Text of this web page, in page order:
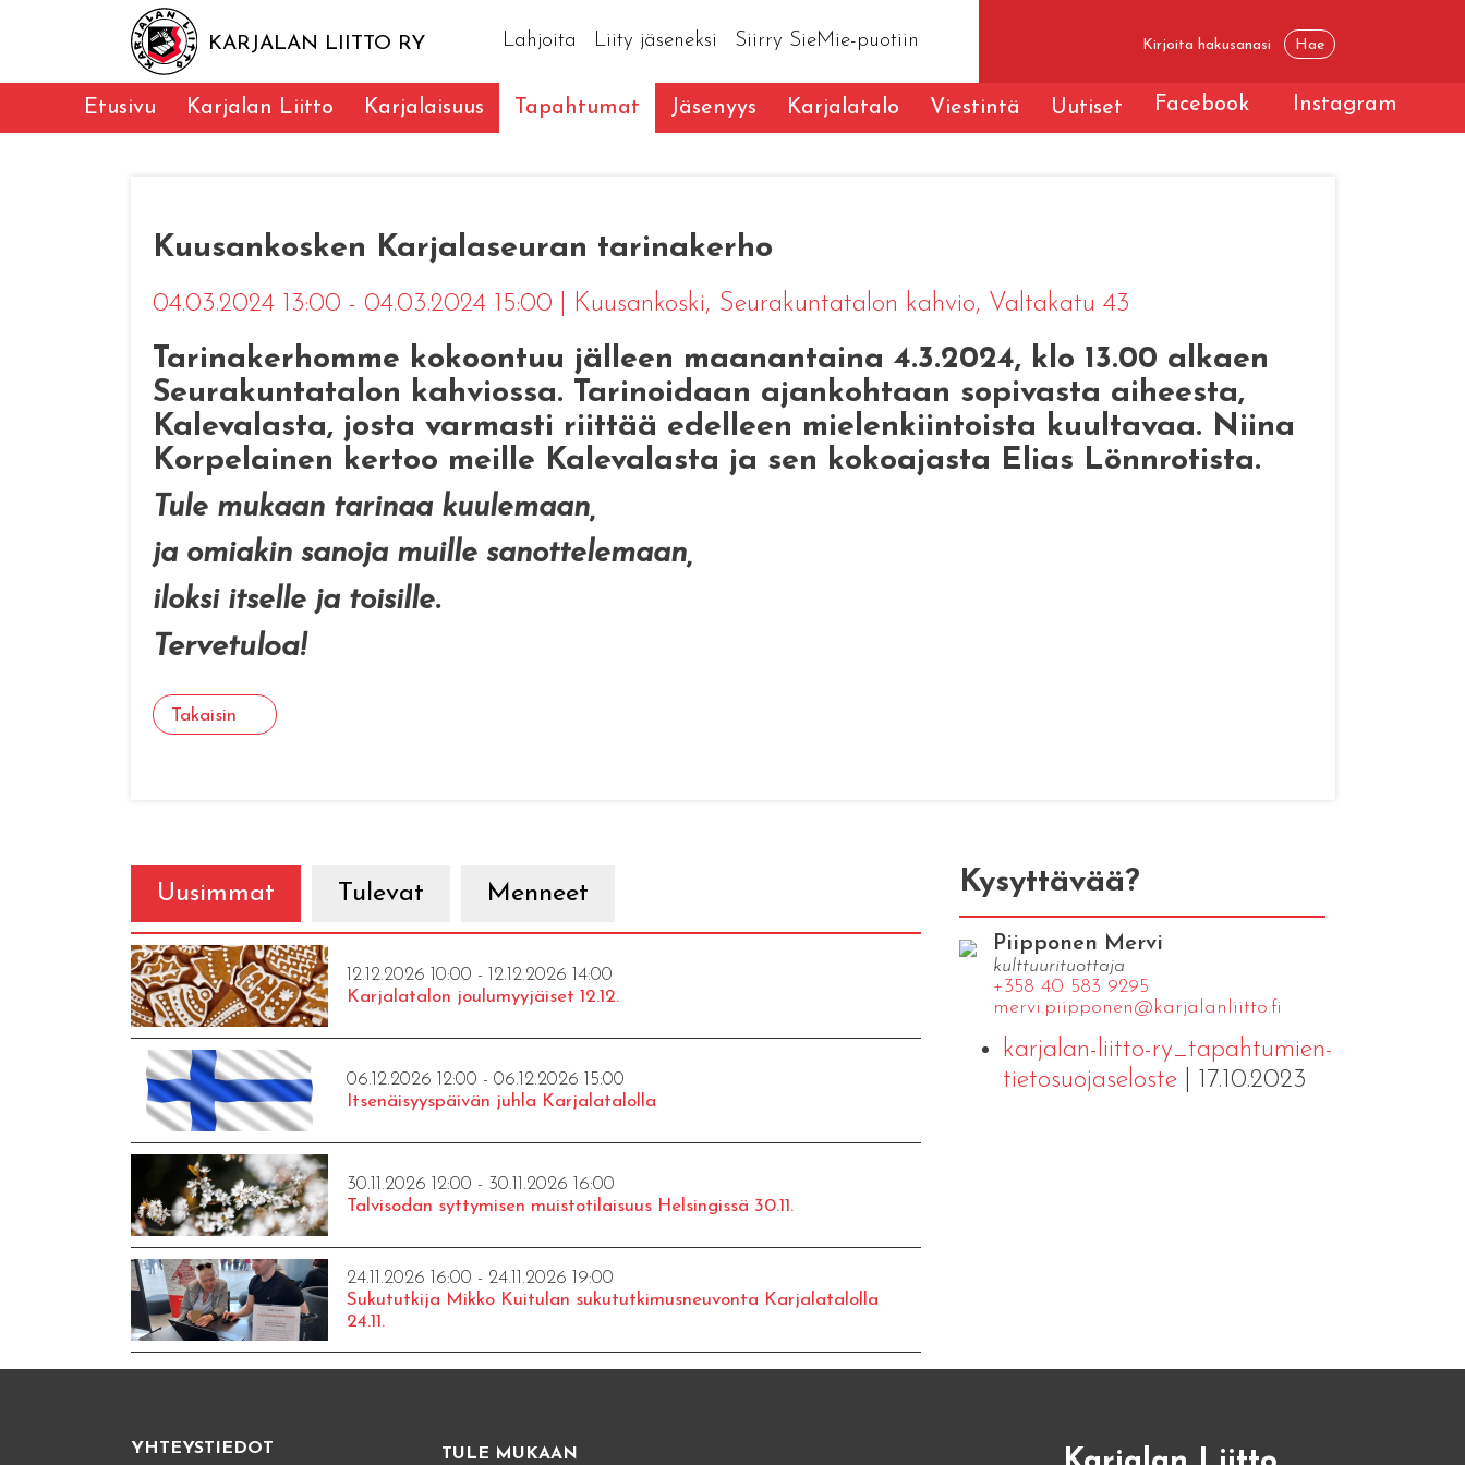
KARJALAN LIITTO RY Lahjoita Liity jäseneksi Siirry SieMie-puotiin
Etusivu Karjalan Liitto Karjalaisuus Tapahtumat Jäsenyys Karjalatalo Viestintä Uutiset Facebook Instagram
Kuusankosken Karjalaseuran tarinakerho
04.03.2024 13:00 - 04.03.2024 15:00 Kuusankoski, Seurakuntatalon kahvio, Valtakatu 43
Tarinakerhomme kokoontuu jälleen maanantaina 4.3.2024, klo 13.00 alkaen
Seurakuntatalon kahviossa. Tarinoidaan ajankohtaan sopivasta aiheesta,
Kalevalasta, josta varmasti riittää edelleen mielenkiintoista kuultavaa. Niina
Korpelainen kertoo meille Kalevalasta ja sen kokoajasta Elias Lönnrotista.
Tule mukaan tarinaa kuulemaan,
ja omiakin sanoja muille sanottelemaan,
iloksi itselle ja toisille.
Tervetuloa!
Takaisin
Uusimmat Tulevat Menneet
12.12.2026 10:00 - 12.12.2026 14:00
Karjalatalon joulumyyjäiset 12.12.
06.12.2026 12:00 - 06.12.2026 15:00
Itsenäisyyspäivän juhla Karjalatalolla
30.11.2026 12:00 - 30.11.2026 16:00
Talvisodan syttymisen muistotilaisuus Helsingissä 30.11.
24.11.2026 16:00 - 24.11.2026 19:00
Sukututkija Mikko Kuitulan sukututkimusneuvonta Karjalatalolla
24.11.
Kysyttävää?
Piipponen Mervi
kulttuurituottaja
+358 40 583 9295
mervi.​piipponen@​kar​jala​nlii​tto.​fi
karjalan-liitto-ry_tapahtumien-
tietosuojaseloste| 17.10.2023
YHTEYSTIEDOT TULE MUKAAN